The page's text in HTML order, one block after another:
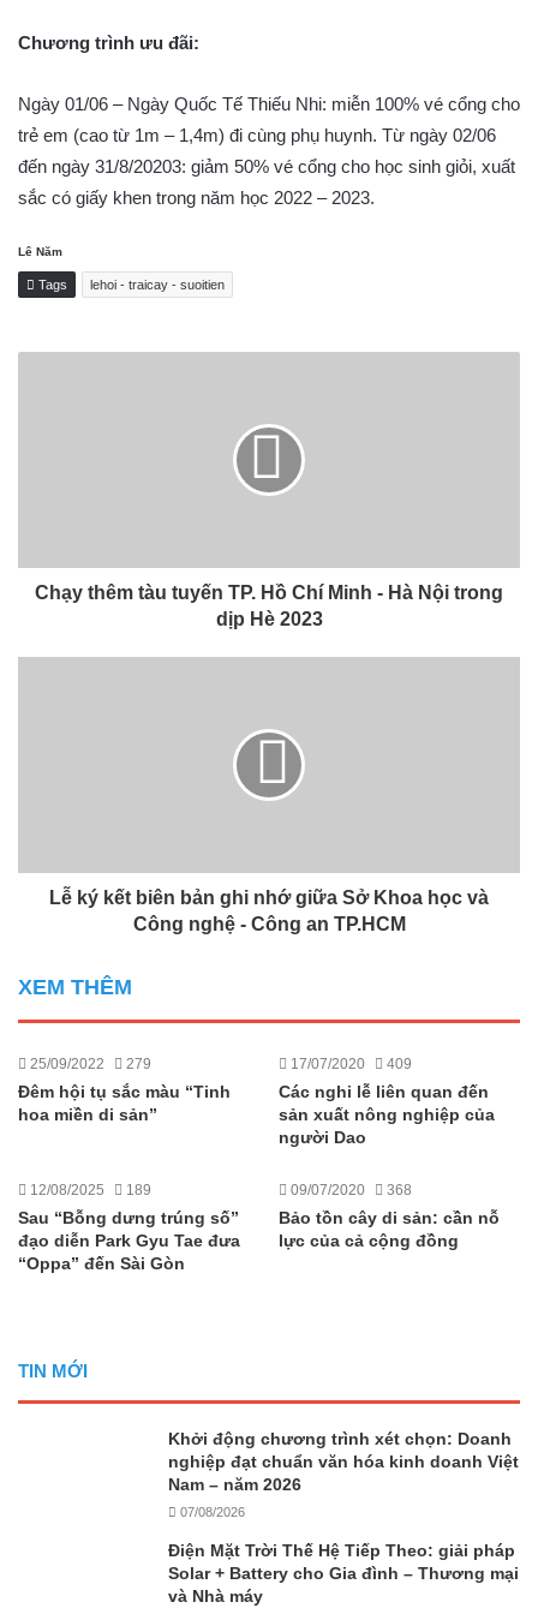
Chương trình ưu đãi:
Ngày 01/06 – Ngày Quốc Tế Thiếu Nhi: miễn 100% vé cổng cho
trẻ em (cao từ 1m – 1,4m) đi cùng phụ huynh. Từ ngày 02/06
đến ngày 31/8/20203: giảm 50% vé cổng cho học sinh giỏi, xuất
sắc có giấy khen trong năm học 2022 – 2023.
Lê Năm
Tags lehoi - traicay - suoitien
Chạy thêm tàu tuyến TP. Hồ Chí Minh - Hà Nội trong
dịp Hè 2023
Lễ ký kết biên bản ghi nhớ giữa Sở Khoa học và
Công nghệ - Công an TP.HCM
XEM THÊM
25/09/2022 279
Đêm hội tụ sắc màu “Tinh
hoa miền di sản”
17/07/2020 409
Các nghi lễ liên quan đến
sản xuất nông nghiệp của
người Dao
12/08/2025 189
Sau “Bỗng dưng trúng số”
đạo diễn Park Gyu Tae đưa
“Oppa” đến Sài Gòn
09/07/2020 368
Bảo tồn cây di sản: cần nỗ
lực của cả cộng đồng
TIN MỚI
Khởi động chương trình xét chọn: Doanh
nghiệp đạt chuẩn văn hóa kinh doanh Việt
Nam – năm 2026
07/08/2026
Điện Mặt Trời Thế Hệ Tiếp Theo: giải pháp
Solar + Battery cho Gia đình – Thương mại
và Nhà máy